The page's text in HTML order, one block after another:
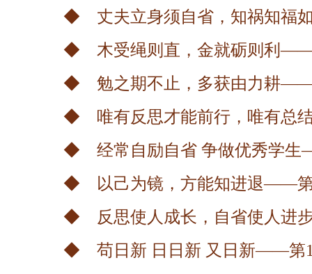
◆ 丈夫立身须自省，知祸知福
◆ 木受绳则直，金就砺则利——
◆ 勉之期不止，多获由力耕——
◆ 唯有反思才能前行，唯有总
◆ 经常自励自省 争做优秀学生
◆ 以己为镜，方能知进退——第
◆ 反思使人成长，自省使人进
◆ 苟日新 日日新 又日新——第